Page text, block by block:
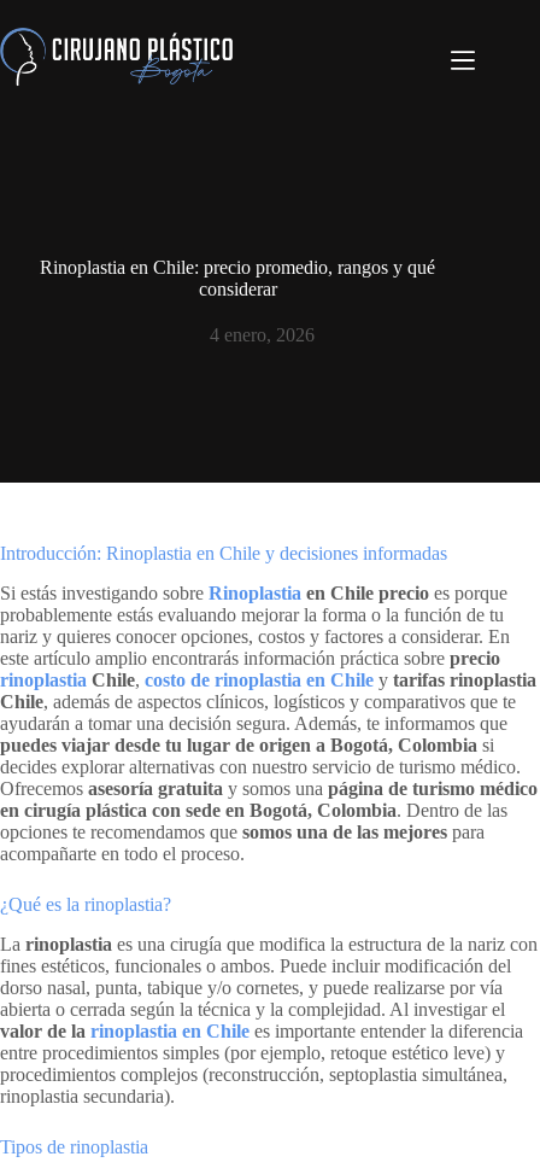
Rinoplastia en Chile: precio promedio, rangos y qué
considerar
4 enero, 2026
Introducción: Rinoplastia en Chile y decisiones informadas
Si estás investigando sobre Rinoplastia en Chile precio es porque
probablemente estás evaluando mejorar la forma o la función de tu
nariz y quieres conocer opciones, costos y factores a considerar. En
este artículo amplio encontrarás información práctica sobre precio
rinoplastia Chile, costo de rinoplastia en Chile y tarifas rinoplastia
Chile, además de aspectos clínicos, logísticos y comparativos que te
ayudarán a tomar una decisión segura. Además, te informamos que
puedes viajar desde tu lugar de origen a Bogotá, Colombia si
decides explorar alternativas con nuestro servicio de turismo médico.
Ofrecemos asesoría gratuita y somos una página de turismo médico
en cirugía plástica con sede en Bogotá, Colombia. Dentro de las
opciones te recomendamos que somos una de las mejores para
acompañarte en todo el proceso.
¿Qué es la rinoplastia?
La rinoplastia es una cirugía que modifica la estructura de la nariz con
fines estéticos, funcionales o ambos. Puede incluir modificación del
dorso nasal, punta, tabique y/o cornetes, y puede realizarse por vía
abierta o cerrada según la técnica y la complejidad. Al investigar el
valor de la rinoplastia en Chile es importante entender la diferencia
entre procedimientos simples (por ejemplo, retoque estético leve) y
procedimientos complejos (reconstrucción, septoplastia simultánea,
rinoplastia secundaria).
Tipos de rinoplastia